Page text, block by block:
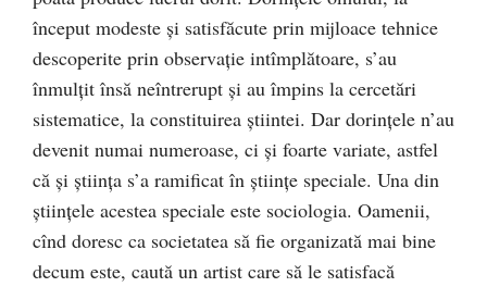
început modeste şi satisfăcute prin mijloace tehnice
descoperite prin observaţie intîmplătoare, s’au
înmulţit însă neîntrerupt şi au împins la cercetări
sistematice, la constituirea ştiintei. Dar dorinţele n’au
devenit numai numeroase, ci şi foarte variate, astfel
că și știința s’a ramificat în ştiinţe speciale. Una din
ştiinţele acestea speciale este sociologia. Oamenii,
cînd doresc ca societatea să fie organizată mai bine
decum este, caută un artist care să le satisfacă